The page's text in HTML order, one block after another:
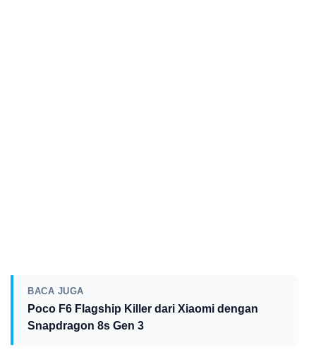
BACA JUGA
Poco F6 Flagship Killer dari Xiaomi dengan
Snapdragon 8s Gen 3